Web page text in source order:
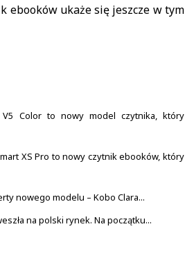
ebooków ukaże się jeszcze w tym
V5 Color to nowy model czytnika, który
XS Pro to nowy czytnik ebooków, który
nowego modelu – Kobo Clara...
na polski rynek. Na początku...